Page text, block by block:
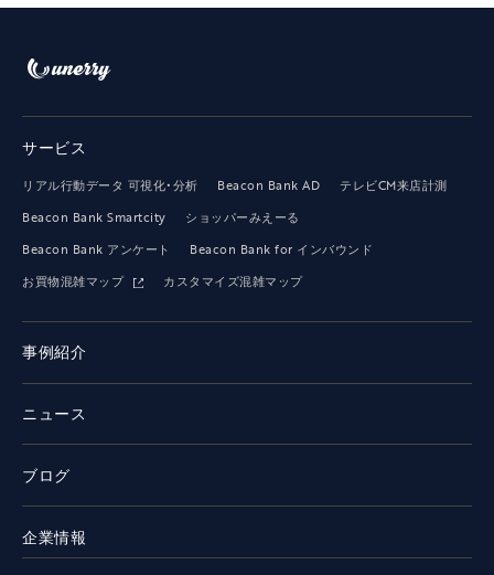
サービス
リアル行動データ 可視化・分析 Beacon Bank AD
テレビCM来店計測
Beacon Bank Smartcity
ショッパーみえーる
Beacon Bank アンケート
Beacon Bank for インバウンド
お買物混雑マップ
カスタマイズ混雑マップ
事例紹介
ニュース
ブログ
企業情報